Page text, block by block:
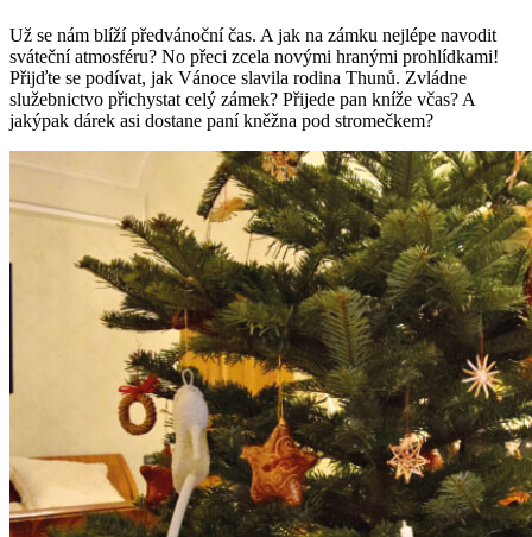
Už se nám blíží předvánoční čas. A jak na zámku nejlépe navodit
sváteční atmosféru? No přeci zcela novými hranými prohlídkami!
Přijďte se podívat, jak Vánoce slavila rodina Thunů. Zvládne
služebnictvo přichystat celý zámek? Přijede pan kníže včas? A
jakýpak dárek asi dostane paní kněžna pod stromečkem?